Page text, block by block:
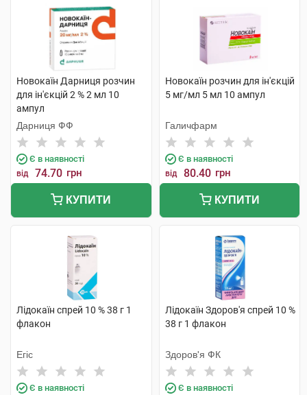
Новокаїн Дарниця розчин
для ін'єкцій 2 % 2 мл 10
ампул
Дарниця ФФ
Є в наявності
від 74.70 грн
КУПИТИ
Новокаїн розчин для ін'єкцій
5 мг/мл 5 мл 10 ампул
Галичфарм
Є в наявності
від 80.40 грн
КУПИТИ
Лідокаїн спрей 10 % 38 г 1
флакон
Егіс
Є в наявності
Лідокаїн Здоров'я спрей 10 %
38 г 1 флакон
Здоров'я ФК
Є в наявності